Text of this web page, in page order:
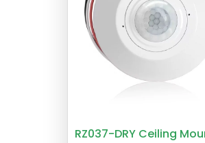
RZ037-DRY Ceiling